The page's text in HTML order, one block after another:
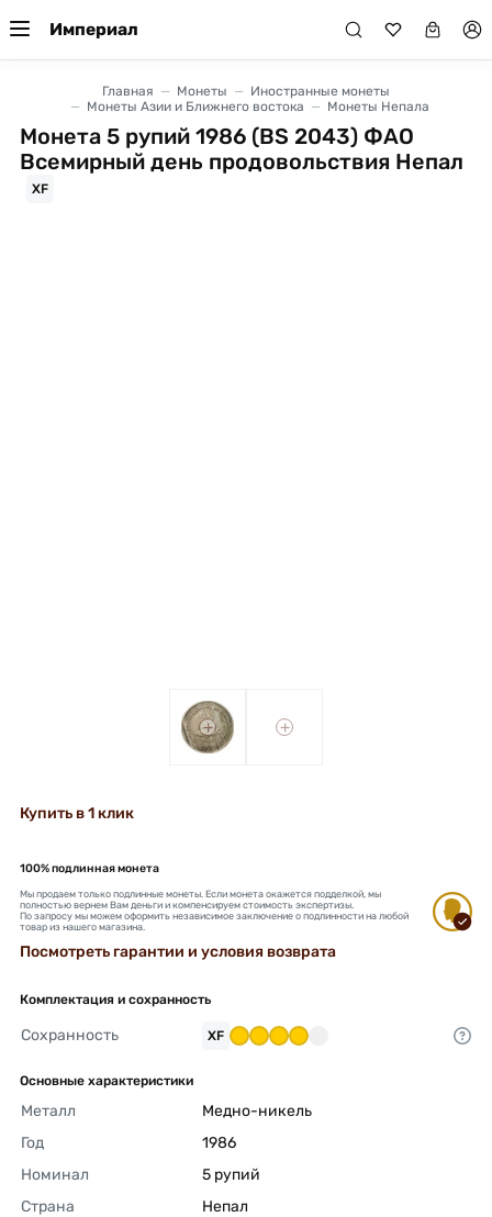
Империал
Главная Монеты
Иностранные монеты
Монеты Азии и Ближнего востока
Монеты Непала
Монета 5 рупий 1986 (BS 2043) ФАО
Всемирный день продовольствия Непал
XF
+ +
Купить в 1 клик
100% подлинная монета
Мы продаем только подлинные монеты. Если монета окажется подделкой, мы
полностью вернем Вам деньги и компенсируем стоимость экспертизы.
По запросу мы можем оформить независимое заключение о подлинности на любой
товар из нашего магазина.
Посмотреть гарантии и условия возврата
Комплектация и сохранность
Сохранность XF
Основные характеристики
Металл
Медно-никель
Год
1986
Номинал
5 рупий
Страна
Непал